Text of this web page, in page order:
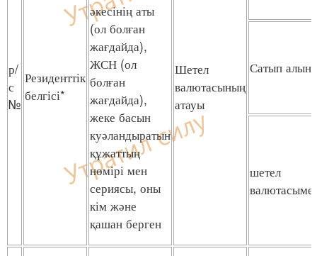
р/
с
№
Резиденттік
белгісі*
әкесінің аты
(ол болған
жағдайда),
ЖСН (ол
болған
жағдайда),
жеке басын
куәландыратын
құжаттың
нөмірі мен
сериясы, оны
кім және
қашан берген
Шетел
валютасының
атауы
Сатып
шетел